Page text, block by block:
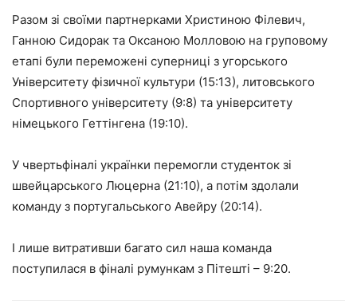
Разом зі своїми партнерками Христиною Філевич,
Ганною Сидорак та Оксаною Молловою на груповому
етапі були переможені суперниці з угорського
Університету фізичної культури (15:13), литовського
Спортивного університету (9:8) та університету
німецького Геттінгена (19:10).
У чвертьфіналі українки перемогли студенток зі
швейцарського Люцерна (21:10), а потім здолали
команду з португальського Авейру (20:14).
І лише витративши багато сил наша команда
поступилася в фіналі румункам з Пітешті – 9:20.